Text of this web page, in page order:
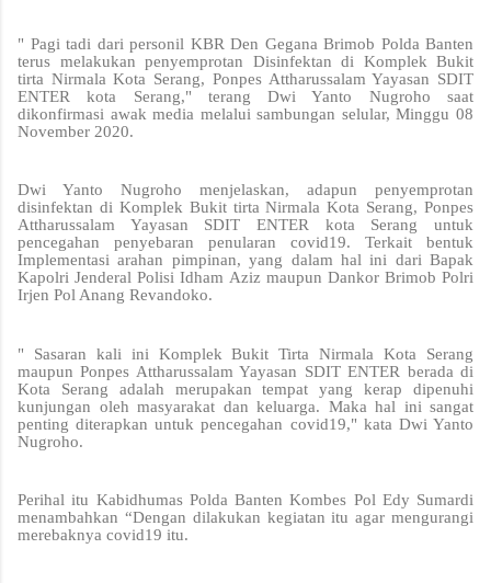
" Pagi tadi dari personil KBR Den Gegana Brimob Polda Banten
terus melakukan penyemprotan Disinfektan di Komplek Bukit
tirta Nirmala Kota Serang, Ponpes Attharussalam Yayasan SDIT
ENTER kota Serang," terang Dwi Yanto Nugroho saat
dikonfirmasi awak media melalui sambungan selular, Minggu 08
November 2020.
Dwi Yanto Nugroho menjelaskan, adapun penyemprotan
disinfektan di Komplek Bukit tirta Nirmala Kota Serang, Ponpes
Attharussalam Yayasan SDIT ENTER kota Serang untuk
pencegahan penyebaran penularan covid19. Terkait bentuk
Implementasi arahan pimpinan, yang dalam hal ini dari Bapak
Kapolri Jenderal Polisi Idham Aziz maupun Dankor Brimob Polri
Irjen Pol Anang Revandoko.
" Sasaran kali ini Komplek Bukit Tirta Nirmala Kota Serang
maupun Ponpes Attharussalam Yayasan SDIT ENTER berada di
Kota Serang adalah merupakan tempat yang kerap dipenuhi
kunjungan oleh masyarakat dan keluarga. Maka hal ini sangat
penting diterapkan untuk pencegahan covid19," kata Dwi Yanto
Nugroho.
Perihal itu Kabidhumas Polda Banten Kombes Pol Edy Sumardi
menambahkan “Dengan dilakukan kegiatan itu agar mengurangi
merebaknya covid19 itu.